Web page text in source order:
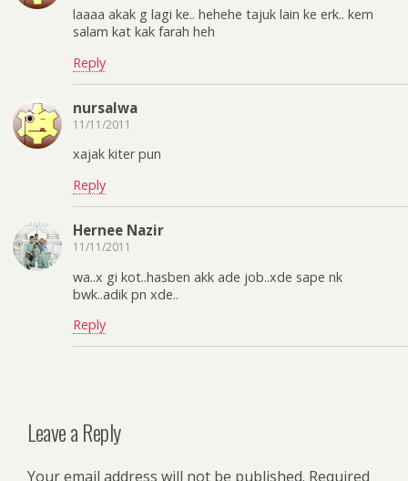
laaaa akak g lagi ke.. hehehe tajuk lain ke erk.. kem
salam kat kak farah heh
Reply
nursalwa
11/11/2011
xajak kiter pun
Reply
Hernee Nazir
11/11/2011
wa..x gi kot..hasben akk ade job..xde sape nk
bwk..adik pn xde..
Reply
Leave a Reply
Your email address will not be published. Required